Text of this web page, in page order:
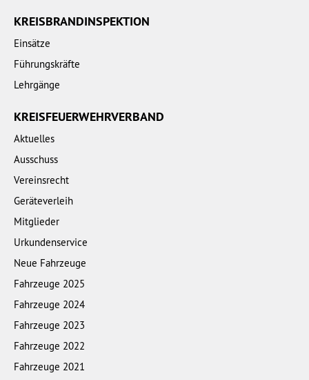
KREISBRANDINSPEKTION
Einsätze
Führungskräfte
Lehrgänge
KREISFEUERWEHRVERBAND
Aktuelles
Ausschuss
Vereinsrecht
Geräteverleih
Mitglieder
Urkundenservice
Neue Fahrzeuge
Fahrzeuge 2025
Fahrzeuge 2024
Fahrzeuge 2023
Fahrzeuge 2022
Fahrzeuge 2021